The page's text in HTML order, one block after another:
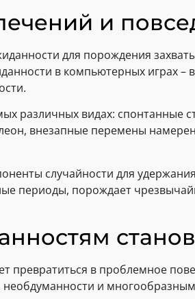
и
для порождения
в компьютерных играх –
различных видах: спонтанные
внезапные перемены
случайности для
периоды, порождает
превратиться в проблемное
и